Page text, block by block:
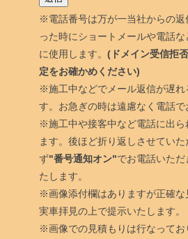
※電話番号は万が一当社からの返
った時にショートメールや電話
に使用します。 (ドメイン受信拒
定をお確かめください)
※施工中などでメール返信が遅れ
す。お急ぎの時は遠慮なく電話で
※施工中や接客中など電話に出ら
ます。後ほど折り返しさせてい
ず"番号通知オン"でお電話いた
たします。
※画像添付欄はありますが正確な
実車拝見の上で提示いたします。
※画像での見積もりは行なってお